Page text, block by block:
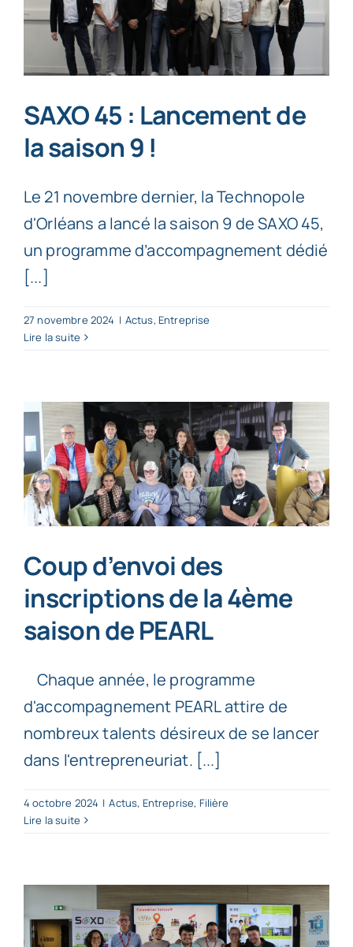
SAXO 45 : Lancement de
la saison 9 !
Le 21 novembre dernier, la Technopole
d'Orléans a lancé la saison 9 de SAXO 45,
un programme d’accompagnement dédié
[...]
27 novembre 2024 | Actus, Entreprise
Lire la suite
Coup d’envoi des
inscriptions de la 4ème
saison de PEARL
Chaque année, le programme
d'accompagnement PEARL attire de
nombreux talents désireux de se lancer
dans l'entrepreneuriat. [...]
4 octobre 2024 | Actus, Entreprise, Filière
Lire la suite